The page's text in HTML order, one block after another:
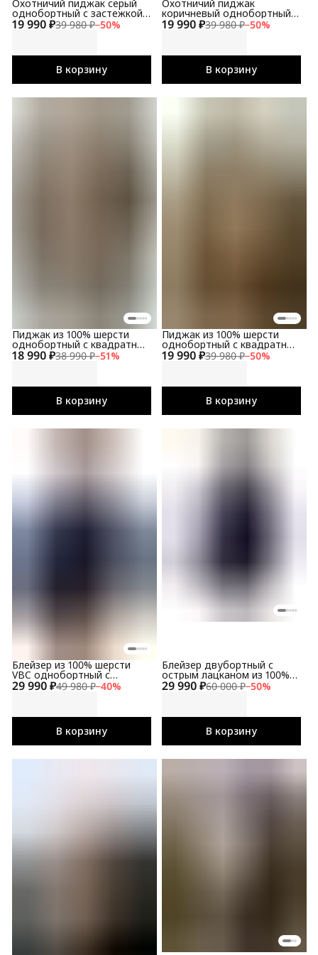
19 990 ₽39 980 ₽−50%
Охотничий пиджак серый
однобортный с застежкой и
локтевой накладкой (elbow
patch)
В корзину
19 990 ₽39 980 ₽−50%
Охотничий пиджак
коричневый однобортный с
застежкой и локтевой
накладкой (elbow patch)
В корзину
18 990 ₽38 990 ₽−51%
Пиджак из 100% шерсти
однобортный с квадратным
лацканом в рисунок"Принц
Уэльский"
В корзину
19 990 ₽39 980 ₽−50%
Пиджак из 100% шерсти
однобортный с квадратным
лацканом в
рисунок"гусиная лапка"
В корзину
29 990 ₽49 980 ₽−40%
Блейзер из 100% шерсти
VBC однобортный с
квадртаным лацканом
В корзину
29 990 ₽60 000 ₽−50%
Блейзер двубортный с
острым лацканом из 100%
шерсти VBC
В корзину